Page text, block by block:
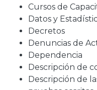
Cursos de
Datos y
Decretos
Denuncias de
Dependencia
Descripción de
Descripción de